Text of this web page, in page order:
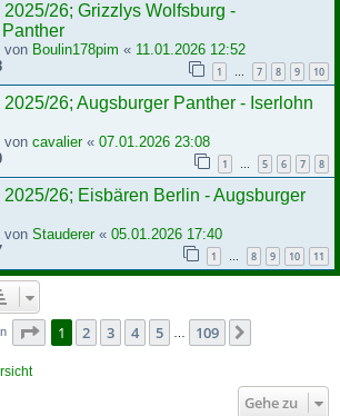
26; Grizzlys Wolfsburg -
von Boulin178pim « 11.01.2026 12:52
1 … 7 8 9 10
26; Augsburger Panther - Iserlohn
von cavalier« 07.01.2026 23:08
1 … 5 6 7 8
26; Eisbären Berlin - Augsburger
von Stauderer« 05.01.2026 17:40
1 … 8 9 10 11
Seite 1von 109
1 2 3 4 5 109
Gehe zu